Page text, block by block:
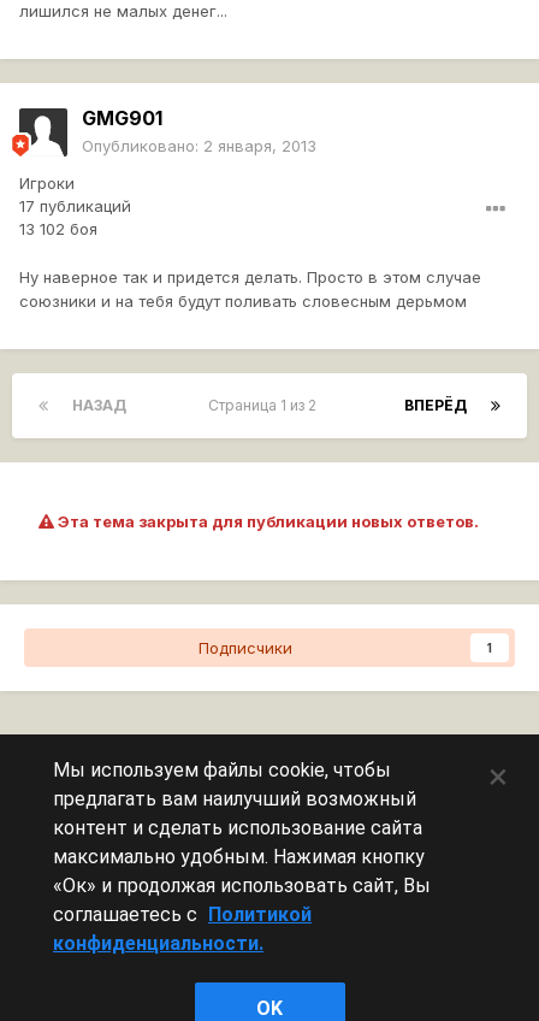
лишился не малых денег...
GMG901
Опубликовано: 2 января, 2013
Игроки
17 публикаций
13 102 боя
Ну наверное так и придется делать. Просто в этом случае
союзники и на тебя будут поливать словесным дерьмом
НАЗАД ВПЕРЁД
Страница 1 из 2
Эта тема закрыта для публикации новых ответов.
Подписчики 1
Сейчас на странице
Эту страницу никто не просматривает.
Леста Игры
Мы используем файлы cookie, чтобы
предлагать вам наилучший возможный
контент и сделать использование сайта
максимально удобным. Нажимая кнопку
«Ок» и продолжая использовать сайт, Вы
соглашаетесь с Политикой
конфиденциальности.
OK
×